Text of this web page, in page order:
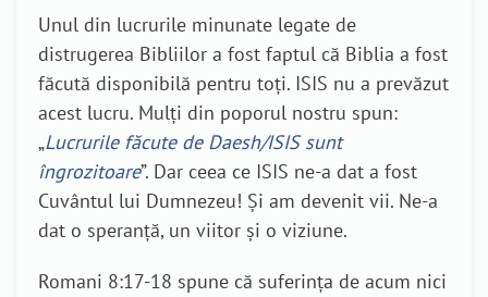
Unul din lucrurile minunate legate de
distrugerea Bibliilor a fost faptul că Biblia a fost
făcută disponibilă pentru toți. ISIS nu a prevăzut
acest lucru. Mulți din poporul nostru spun:
„Lucrurile făcute de Daesh/ISIS sunt
îngrozitoare”. Dar ceea ce ISIS ne-a dat a fost
Cuvântul lui Dumnezeu! Și am devenit vii. Ne-a
dat o speranță, un viitor și o viziune.
Romani 8:17-18 spune că suferința de acum nici